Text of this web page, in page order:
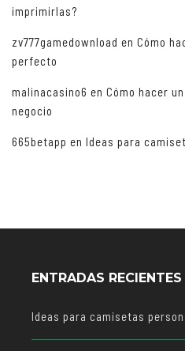
imprimirlas?
zv777gamedownload en Cómo
perfecto
malinacasino6 en Cómo hacer
negocio
665betapp en Ideas para
ENTRADAS RECIENTES
Ideas para camisetas